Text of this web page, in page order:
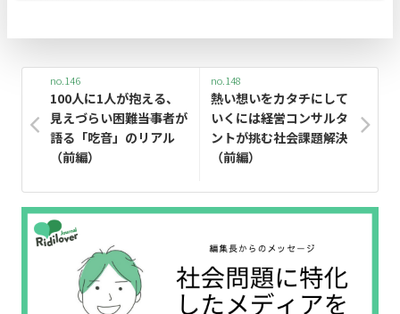
no.146
100人に1人が抱える、
見えづらい困難――当事者が
語る「吃音」のリアル
（前編）
no.148
熱い想いをカタチにして
いくには――経営コンサルタ
ントが挑む社会課題解決
（前編）